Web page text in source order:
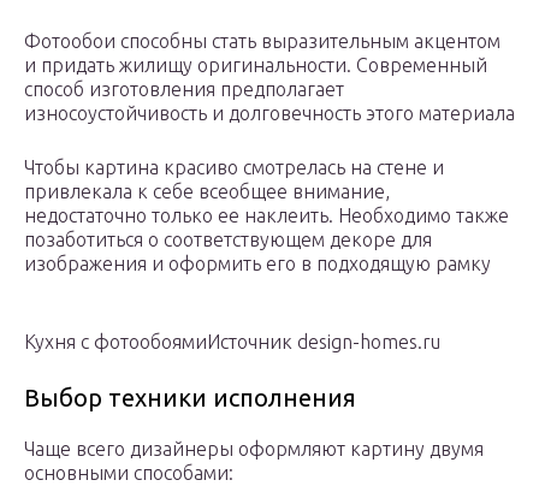
Фотообои способны стать выразительным акцентом
и придать жилищу оригинальности. Современный
способ изготовления предполагает
износоустойчивость и долговечность этого материала
Чтобы картина красиво смотрелась на стене и
привлекала к себе всеобщее внимание,
недостаточно только ее наклеить. Необходимо также
позаботиться о соответствующем декоре для
изображения и оформить его в подходящую рамку
Кухня с фотообоямиИсточник design-homes.ru
Выбор техники исполнения
Чаще всего дизайнеры оформляют картину двумя
основными способами: